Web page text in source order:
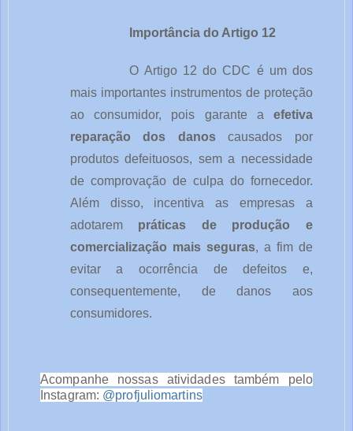
Importância do Artigo 12
O Artigo 12 do CDC é um dos
mais importantes instrumentos de proteção
ao consumidor, pois garante a efetiva
reparação dos danoscausados por
produtos defeituosos, sem a necessidade
de comprovação de culpa do fornecedor.
Além disso, incentiva as empresas a
adotarem práticas de produção e
comercialização mais seguras, a fim de
evitar a ocorrência de defeitos e,
consequentemente, de danos aos
consumidores.
Acompanhe nossas atividades também pelo
Instagram: @profjuliomartins